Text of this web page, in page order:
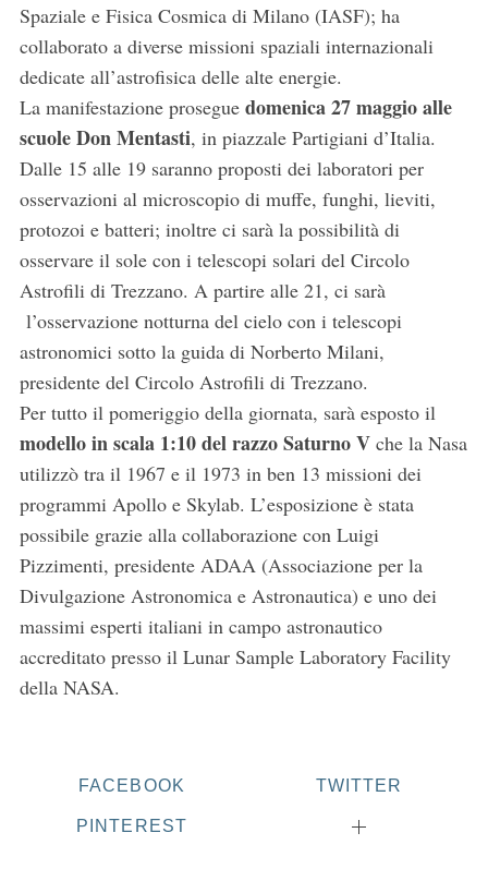
Spaziale e Fisica Cosmica di Milano (IASF); ha
collaborato a diverse missioni spaziali internazionali
dedicate all’astrofisica delle alte energie.
La manifestazione prosegue domenica 27 maggio alle
scuole Don Mentasti, in piazzale Partigiani d’Italia.
Dalle 15 alle 19 saranno proposti dei laboratori per
osservazioni al microscopio di muffe, funghi, lieviti,
protozoi e batteri; inoltre ci sarà la possibilità di
osservare il sole con i telescopi solari del Circolo
Astrofili di Trezzano. A partire alle 21, ci sarà
l’osservazione notturna del cielo con i telescopi
astronomici sotto la guida di Norberto Milani,
presidente del Circolo Astrofili di Trezzano.
Per tutto il pomeriggio della giornata, sarà esposto il
modello in scala 1:10 del razzo Saturno Vche la Nasa
utilizzò tra il 1967 e il 1973 in ben 13 missioni dei
programmi Apollo e Skylab. L’esposizione è stata
possibile grazie alla collaborazione con Luigi
Pizzimenti, presidente ADAA (Associazione per la
Divulgazione Astronomica e Astronautica) e uno dei
massimi esperti italiani in campo astronautico
accreditato presso il Lunar Sample Laboratory Facility
della NASA.
FACEBOOK TWITTER
PINTEREST
S
e
a
r
o
: